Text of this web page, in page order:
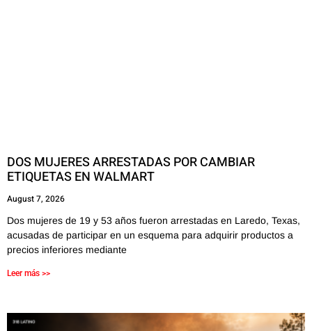
DOS MUJERES ARRESTADAS POR CAMBIAR
ETIQUETAS EN WALMART
August 7, 2026
Dos mujeres de 19 y 53 años fueron arrestadas en Laredo, Texas,
acusadas de participar en un esquema para adquirir productos a
precios inferiores mediante
Leer más >>